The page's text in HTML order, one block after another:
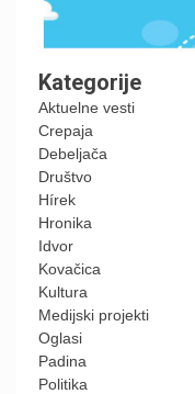
Kategorije
Aktuelne vesti
Crepaja
Debeljača
Društvo
Hírek
Hronika
Idvor
Kovačica
Kultura
Medijski projekti
Oglasi
Padina
Politika